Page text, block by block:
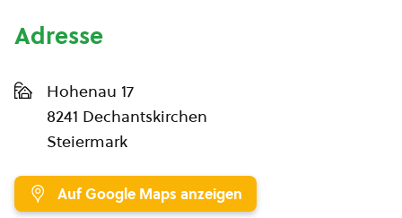
Adresse
Hohenau 17
8241 Dechantskirchen
Steiermark
Auf Google Maps anzeigen